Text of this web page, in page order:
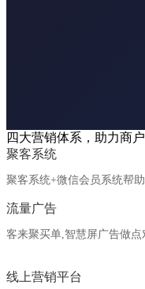
四大营销体系，助力商
聚客系统
聚客系统+微信会员系统帮
流量广告
客来聚买单,智慧屏广告做
线上营销平台